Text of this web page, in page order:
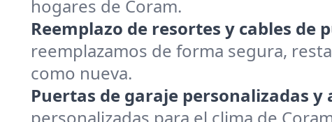
hogares de Coram.
Reemplazo de resortes y cables de
reemplazamos de forma segura,
como nueva.
Puertas de garaje personalizadas y